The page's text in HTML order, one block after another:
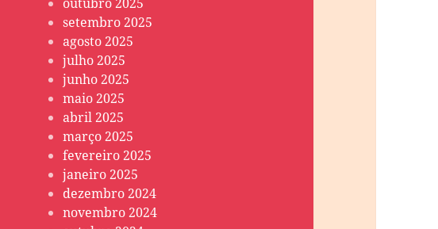
setembro 2025
agosto 2025
julho 2025
junho 2025
maio 2025
abril 2025
março 2025
fevereiro 2025
janeiro 2025
dezembro 2024
novembro 2024